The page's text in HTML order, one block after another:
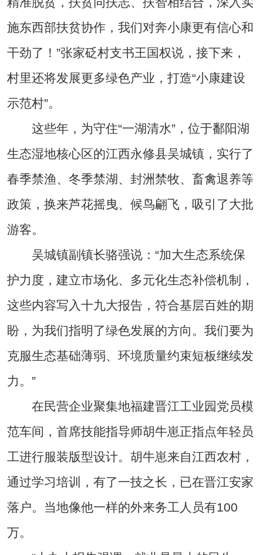
施东西部扶贫协作，我们对奔小康更有信心和
干劲了！”张家砭村支书王国权说，接下来，
村里还将发展更多绿色产业，打造“小康建设
示范村”。
这些年，为守住“一湖清水”，位于鄱阳湖
生态湿地核心区的江西永修县吴城镇，实行了
春季禁渔、冬季禁湖、封洲禁牧、畜禽退养等
政策，换来芦花摇曳、候鸟翩飞，吸引了大批
游客。
吴城镇副镇长骆强说：“加大生态系统保
护力度，建立市场化、多元化生态补偿机制，
这些内容写入十九大报告，符合基层百姓的期
盼，为我们指明了绿色发展的方向。我们要为
克服生态基础薄弱、环境质量约束短板继续发
力。”
在民营企业聚集地福建晋江工业园党员模
范车间，首席技能指导师胡牛崽正指点年轻员
工进行服装版型设计。胡牛崽来自江西农村，
通过学习培训，有了一技之长，已在晋江安家
落户。当地像他一样的外来务工人员有100
万。